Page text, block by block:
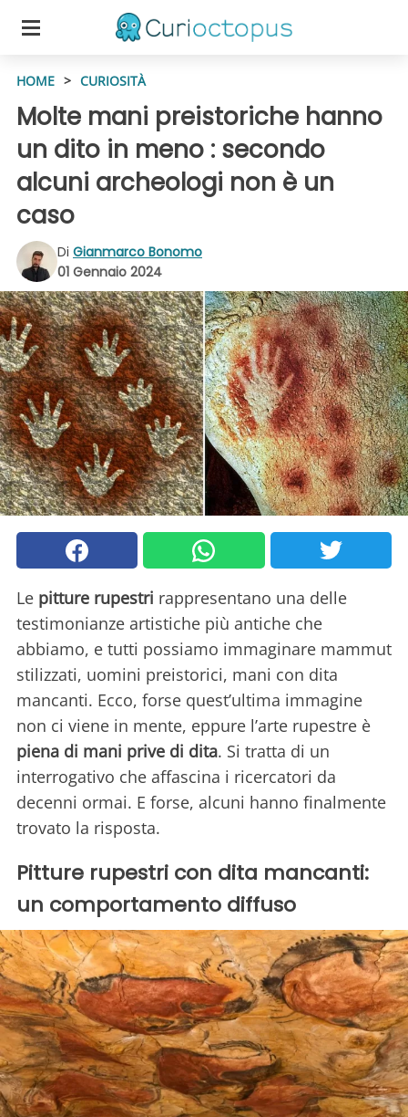
HOME > CURIOSITÀ
Molte mani preistoriche hanno
un dito in meno : secondo
alcuni archeologi non è un
caso
Di Gianmarco Bonomo
01 Gennaio 2024
Le pitture rupestri rappresentano una delle
testimonianze artistiche più antiche che
abbiamo, e tutti possiamo immaginare mammut
stilizzati, uomini preistorici, mani con dita
mancanti. Ecco, forse quest’ultima immagine
non ci viene in mente, eppure l’arte rupestre è
piena di mani prive di dita. Si tratta di un
interrogativo che affascina i ricercatori da
decenni ormai. E forse, alcuni hanno finalmente
trovato la risposta.
Pitture rupestri con dita mancanti:
un comportamento diffuso